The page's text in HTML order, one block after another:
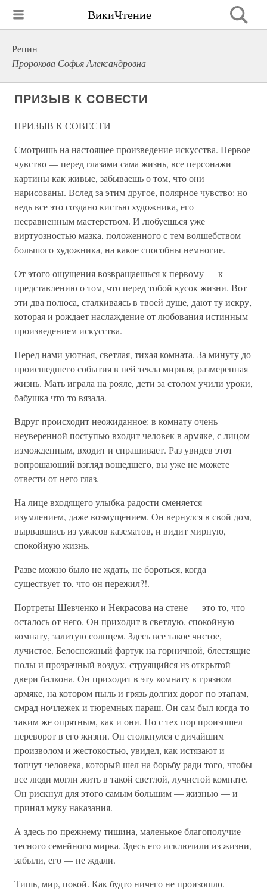
ВикиЧтение
Репин
Пророкова Софья Александровна
ПРИЗЫВ К СОВЕСТИ
ПРИЗЫВ К СОВЕСТИ
Смотришь на настоящее произведение искусства. Первое
чувство — перед глазами сама жизнь, все персонажи
картины как живые, забываешь о том, что они
нарисованы. Вслед за этим другое, полярное чувство: но
ведь все это создано кистью художника, его
несравненным мастерством. И любуешься уже
виртуозностью мазка, положенного с тем волшебством
большого художника, на какое способны немногие.
От этого ощущения возвращаешься к первому — к
представлению о том, что перед тобой кусок жизни. Вот
эти два полюса, сталкиваясь в твоей душе, дают ту искру,
которая и рождает наслаждение от любования истинным
произведением искусства.
Перед нами уютная, светлая, тихая комната. За минуту до
происшедшего события в ней текла мирная, размеренная
жизнь. Мать играла на рояле, дети за столом учили уроки,
бабушка что-то вязала.
Вдруг происходит неожиданное: в комнату очень
неуверенной поступью входит человек в армяке, с лицом
изможденным, входит и спрашивает. Раз увидев этот
вопрошающий взгляд вошедшего, вы уже не можете
отвести от него глаз.
На лице входящего улыбка радости сменяется
изумлением, даже возмущением. Он вернулся в свой дом,
вырвавшись из ужасов казематов, и видит мирную,
спокойную жизнь.
Разве можно было не ждать, не бороться, когда
существует то, что он пережил?!.
Портреты Шевченко и Некрасова на стене — это то, что
осталось от него. Он приходит в светлую, спокойную
комнату, залитую солнцем. Здесь все такое чистое,
лучистое. Белоснежный фартук на горничной, блестящие
полы и прозрачный воздух, струящийся из открытой
двери балкона. Он приходит в эту комнату в грязном
армяке, на котором пыль и грязь долгих дорог по этапам,
смрад ночлежек и тюремных параш. Он сам был когда-то
таким же опрятным, как и они. Но с тех пор произошел
переворот в его жизни. Он столкнулся с дичайшим
произволом и жестокостью, увидел, как истязают и
топчут человека, который шел на борьбу ради того, чтобы
все люди могли жить в такой светлой, лучистой комнате.
Он рискнул для этого самым большим — жизнью — и
принял муку наказания.
А здесь по-прежнему тишина, маленькое благополучие
тесного семейного мирка. Здесь его исключили из жизни,
забыли, его — не ждали.
Тишь, мир, покой. Как будто ничего не произошло.